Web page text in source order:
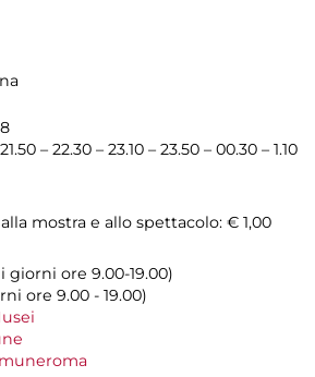
– 22.30 – 23.10 – 23.50 – 00.30 – 1.10
mostra e allo spettacolo: € 1,00
giorni ore 9.00-19.00)
ore 9.00 - 19.00)